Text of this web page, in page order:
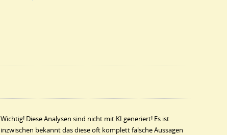
Wichtig! Diese Analysen sind nicht mit KI generiert! Es ist
inzwischen bekannt das diese oft komplett falsche Aussagen